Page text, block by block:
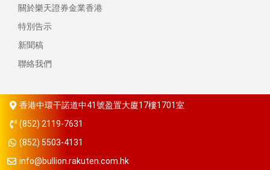
關於樂天證券金業香港
特別告示
新聞稿
聯絡我們
香港中環干諾道中41號盈置大廈17樓1701室
(852) 2119-7631
(852) 5503-4131
info@bullion.rakuten.com.hk